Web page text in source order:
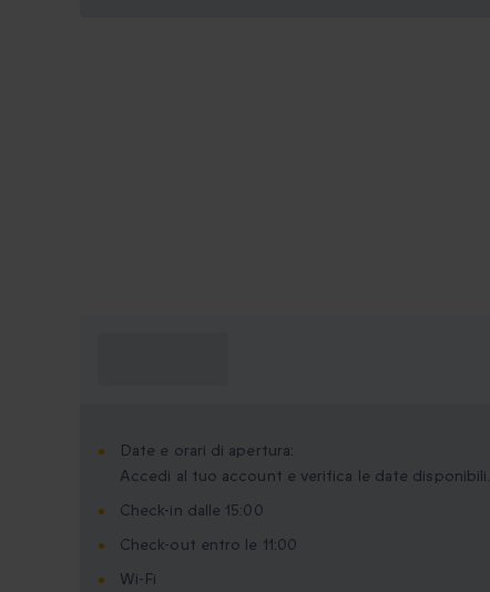
Date e orari di apertura:
Accedi al tuo account e verifica le date disponibili.
Check-in dalle 15:00
Check-out entro le 11:00
Wi-Fi